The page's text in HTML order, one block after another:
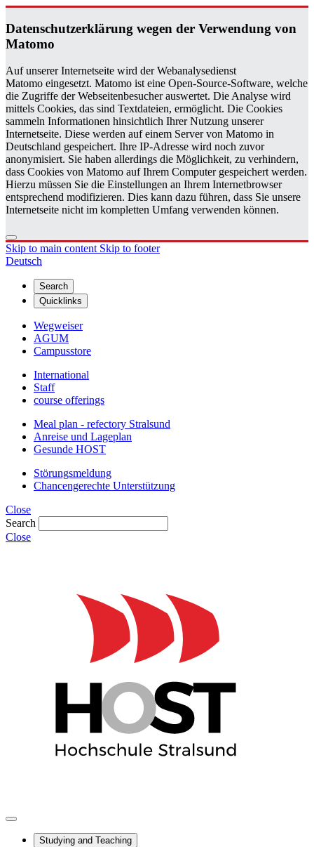
Daten­schutzerklärung wegen der Ver­wen­dung von
Matomo
Auf unserer Internetseite wird der Webanalysedienst
Matomo eingesetzt. Matomo ist eine Open-Source-Software, welche
die Zugriffe der Webseitenbesucher auswertet. Die Analyse wird
mittels Cookies, das sind Textdateien, ermöglicht. Die Cookies
sammeln Informationen hinsichtlich Ihrer Nutzung unserer
Internetseite. Diese werden auf einem Server von Matomo in
Deutschland gespeichert. Ihre IP-Adresse wird noch zuvor
anonymisiert. Sie haben allerdings die Möglichkeit, zu verhindern,
dass Cookies von Matomo auf Ihrem Computer gespeichert werden.
Hierzu müssen Sie die Einstellungen an Ihrem Internetbrowser
entsprechend modifizieren. Dies kann dazu führen, dass Sie unsere
Internetseite nicht im kompletten Umfang verwenden können.
Skip to main content Skip to footer
Deutsch
Search
Quicklinks
Wegweiser
AGUM
Campusstore
International
Staff
course offerings
Meal plan - refectory Stralsund
Anreise und Lageplan
Gesunde HOST
Störungsmeldung
Chancengerechte Unterstützung
Close
Search
Close
Studying and Teaching